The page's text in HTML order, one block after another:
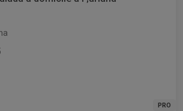
PRO